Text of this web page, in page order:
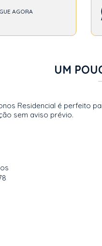
AGORA
UM
Residencial é perfeito
sem aviso prévio.